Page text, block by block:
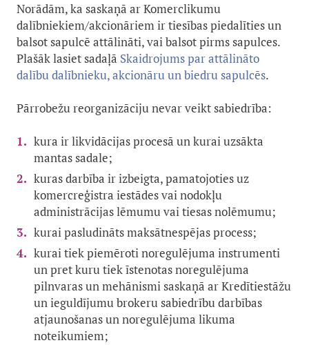
Norādām, ka saskaņā ar Komerclikumu
dalībniekiem/akcionāriem ir tiesības piedalīties un
balsot sapulcē attālināti, vai balsot pirms sapulces.
Plašāk lasiet sadaļā Skaidrojums par attālināto
dalību dalībnieku, akcionāru un biedru sapulcēs.
Pārrobežu reorganizāciju nevar veikt sabiedrība:
kura ir likvidācijas procesā un kurai uzsākta
mantas sadale;
kuras darbība ir izbeigta, pamatojoties uz
komercreģistra iestādes vai nodokļu
administrācijas lēmumu vai tiesas nolēmumu;
kurai pasludināts maksātnespējas process;
kurai tiek piemēroti noregulējuma instrumenti
un pret kuru tiek īstenotas noregulējuma
pilnvaras un mehānismi saskaņā ar Kredītiestāžu
un ieguldījumu brokeru sabiedrību darbības
atjaunošanas un noregulējuma likuma
noteikumiem;